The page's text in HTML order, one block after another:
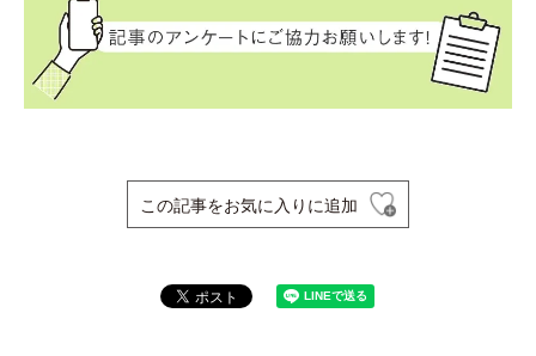
この記事をお気に入りに追加